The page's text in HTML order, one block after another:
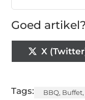
Goed
X
Tags: BBQ, Buffet,